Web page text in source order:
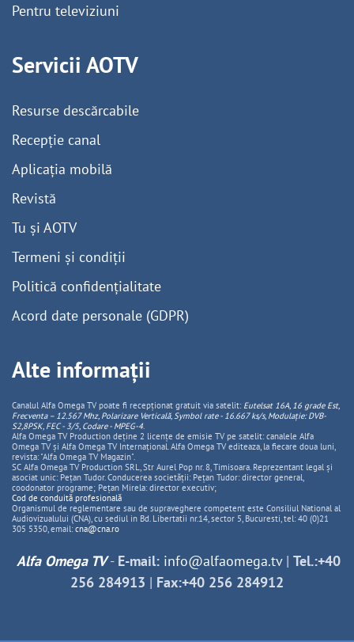
Pentru televiziuni
Servicii AOTV
Resurse descărcabile
Recepție canal
Aplicația mobilă
Revistă
Tu și AOTV
Termeni și condiții
Politică confidențialitate
Acord date personale (GDPR)
Alte informații
Canalul Alfa Omega TV poate fi recepționat gratuit via satelit: Eutelsat 16A, 16 grade Est,
Frecventa – 12.567 Mhz, PolarizareVerticală, Symbol rate - 16.667 ks/s, Modulație: DVB-
S2,8PSK, FEC - 3/5, Codare - MPEG-4.
Alfa Omega TV Production deține 2 licențe de emisie TV pe satelit: canalele Alfa
Omega TV și Alfa Omega TV Internațional. Alfa Omega TV editeaza, la fiecare doua luni,
revista: "Alfa Omega TV Magazin".
SC Alfa Omega TV Production SRL, Str Aurel Pop nr. 8, Timisoara. Reprezentant legal și
asociat unic: Pețan Tudor. Conducerea societății: Pețan Tudor: director general,
coodonator programe; Pețan Mirela: director executiv;
Cod de conduită profesională
Organismul de reglementare sau de supraveghere competent este Consiliul National al
Audiovizualului (CNA), cu sediul in Bd. Libertatii nr.14, sector 5, Bucuresti, tel: 40 (0)21
305 5350, email: cna@cna.ro
Alfa Omega TV- E-mail: info@alfaomega.tv| Tel.:+40
256 284913 | Fax:+40 256 284912